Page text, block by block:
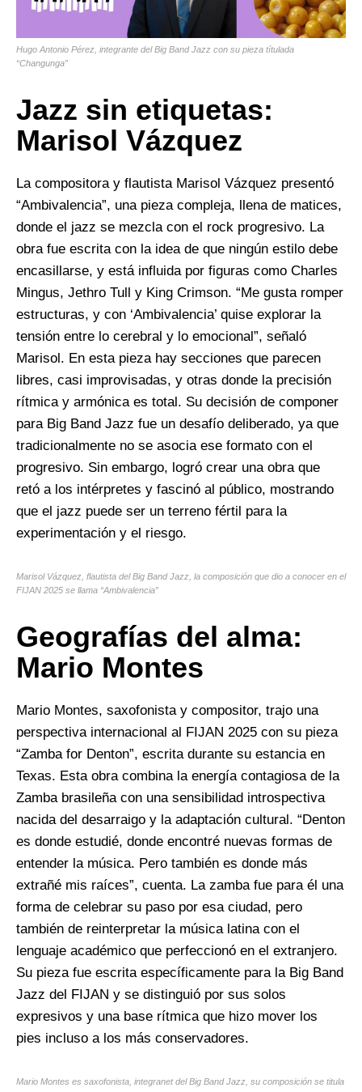
Hugo Antonio Pérez, integrante del Big Band Jazz con su pieza títulada
“Changunga”
Jazz sin etiquetas:
Marisol Vázquez
La compositora y flautista Marisol Vázquez presentó
“Ambivalencia”, una pieza compleja, llena de matices,
donde el jazz se mezcla con el rock progresivo. La
obra fue escrita con la idea de que ningún estilo debe
encasillarse, y está influida por figuras como Charles
Mingus, Jethro Tull y King Crimson. “Me gusta romper
estructuras, y con ‘Ambivalencia’ quise explorar la
tensión entre lo cerebral y lo emocional”, señaló
Marisol. En esta pieza hay secciones que parecen
libres, casi improvisadas, y otras donde la precisión
rítmica y armónica es total. Su decisión de componer
para Big Band Jazz fue un desafío deliberado, ya que
tradicionalmente no se asocia ese formato con el
progresivo. Sin embargo, logró crear una obra que
retó a los intérpretes y fascinó al público, mostrando
que el jazz puede ser un terreno fértil para la
experimentación y el riesgo.
Marisol Vázquez, flautista del Big Band Jazz, la composición que dio a conocer en el
FIJAN 2025 se llama “Ambivalencia”
Geografías del alma:
Mario Montes
Mario Montes, saxofonista y compositor, trajo una
perspectiva internacional al FIJAN 2025 con su pieza
“Zamba for Denton”, escrita durante su estancia en
Texas. Esta obra combina la energía contagiosa de la
Zamba brasileña con una sensibilidad introspectiva
nacida del desarraigo y la adaptación cultural. “Denton
es donde estudié, donde encontré nuevas formas de
entender la música. Pero también es donde más
extrañé mis raíces”, cuenta. La zamba fue para él una
forma de celebrar su paso por esa ciudad, pero
también de reinterpretar la música latina con el
lenguaje académico que perfeccionó en el extranjero.
Su pieza fue escrita específicamente para la Big Band
Jazz del FIJAN y se distinguió por sus solos
expresivos y una base rítmica que hizo mover los
pies incluso a los más conservadores.
Mario Montes es saxofonista, integranet del Big Band Jazz, su composición se titula